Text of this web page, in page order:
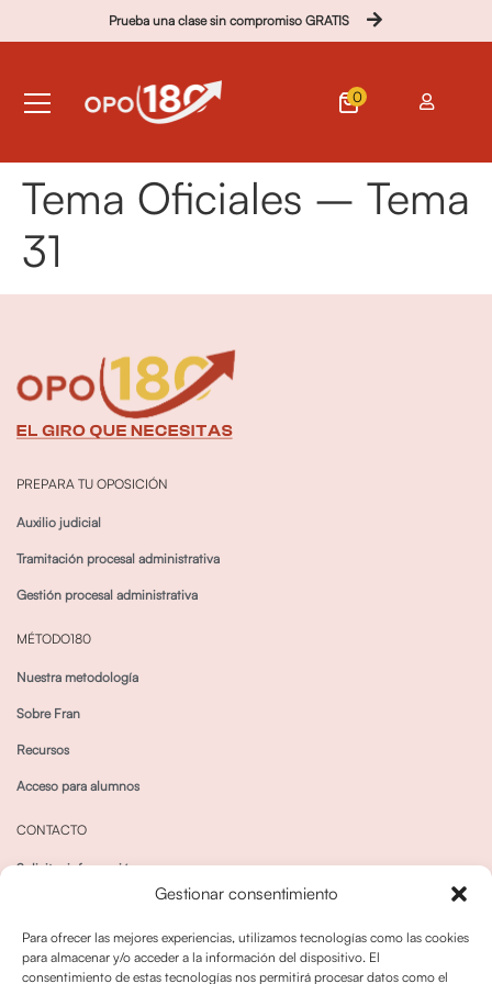
Gestionar consentimiento
Para ofrecer las mejores experiencias, utilizamos tecnologías como las cookies
para almacenar y/o acceder a la información del dispositivo. El
consentimiento de estas tecnologías nos permitirá procesar datos como el
Prueba una clase sin compromiso GRATIS
0
Tema Oficiales – Tema
31
PREPARA TU OPOSICIÓN
Auxilio judicial
Tramitación procesal administrativa
Gestión procesal administrativa
MÉTODO180
Nuestra metodología
Sobre Fran
Recursos
Acceso para alumnos
CONTACTO
Solicitar información